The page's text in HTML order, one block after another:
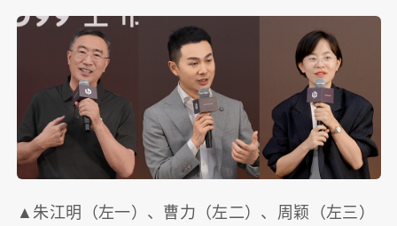
▲朱江明（左一）、曹力（左二）、周颖（左三）